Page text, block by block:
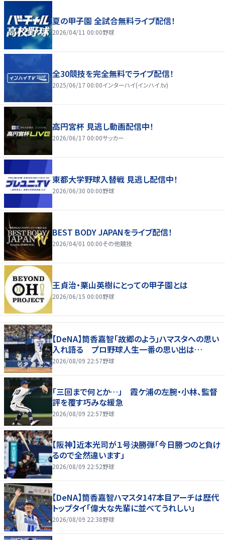
夏の甲子園 全試合無料ライブ配信！
2026/04/11 00:00野球
全30競技を完全無料でライブ配信！
2025/06/17 00:00インターハイ(インハイ.tv)
高円宮杯 見逃し動画配信中！
2026/06/17 00:00サッカー
東都大学野球入替戦 見逃し配信中！
2026/06/30 00:00野球
BEST BODY JAPANをライブ配信！
2026/04/01 00:00その他競技
王貞治・栗山英樹にとっての甲子園とは
2026/06/15 00:00野球
【DeNA】筒香嘉智「故郷のよう」ハマスタへの思い
入れ語る プロ野球人生一番の思い出は…
2026/08/09 22:57野球
「三回まで何とか…」 霞ケ浦の左腕・小林、監督
評を覆す巧みな緩急
2026/08/09 22:57野球
【阪神】近本光司が１号決勝弾「今日勝つのと負け
るので全然違います」
2026/08/09 22:52野球
【DeNA】筒香嘉智ハマスタ147本目アーチは歴代
トップタイ「偉大な先輩に並べてうれしい」
2026/08/09 22:38野球